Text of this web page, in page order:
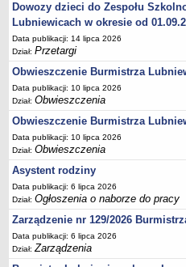
Majątek jednostek podległych
Koszt wychowania
Stawki czynszów najmu lokali
PRZETARGI
Zamówienia publiczne
Sprzedaż mienia
Sprzedaż nieruchomości
Zapytania ofertowe
Plan zamówień publicznych
PRAWO LOKALNE
Statut
Uchwały Rady Miejskiej
Zarządzenia Burmistrza
Dowozy dzieci do Zespołu
Lubniewicach w okresie od
Data publikacji: 14 lipca 2026
Dział:Przetargi
Obwieszczenie Burmistrza
Data publikacji: 10 lipca 2026
Dział:Obwieszczenia
Obwieszczenie Burmistrza
Data publikacji: 10 lipca 2026
Dział:Obwieszczenia
Asystent rodziny
Data publikacji: 6 lipca 2026
Dział:Ogłoszenia o naborze do pracy
Zarządzenie nr 129/2026
Data publikacji: 6 lipca 2026
Dział:Zarządzenia